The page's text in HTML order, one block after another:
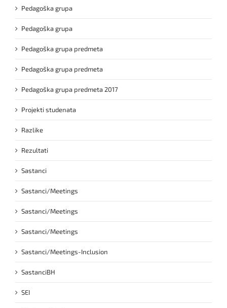
Pedagoška grupa
Pedagoška grupa
Pedagoška grupa predmeta
Pedagoška grupa predmeta
Pedagoška grupa predmeta 2017
Projekti studenata
Razlike
Rezultati
Sastanci
Sastanci/Meetings
Sastanci/Meetings
Sastanci/Meetings
Sastanci/Meetings-Inclusion
SastanciBH
SEI